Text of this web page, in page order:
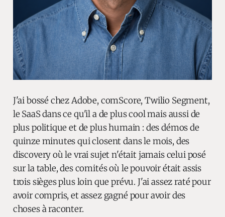
J'ai bossé chez Adobe, comScore, Twilio Segment,
le SaaS dans ce qu'il a de plus cool mais aussi de
plus politique et de plus humain : des démos de
quinze minutes qui closent dans le mois, des
discovery où le vrai sujet n'était jamais celui posé
sur la table, des comités où le pouvoir était assis
trois sièges plus loin que prévu. J'ai assez raté pour
avoir compris, et assez gagné pour avoir des
choses à raconter.